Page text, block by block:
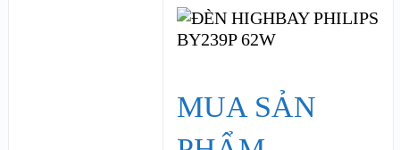
MUA SẢN